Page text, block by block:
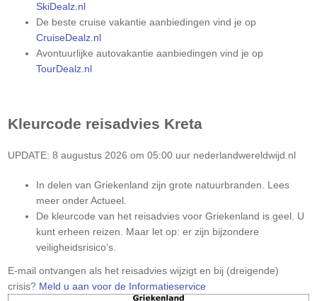
SkiDealz.nl
De beste cruise vakantie aanbiedingen vind je op
CruiseDealz.nl
Avontuurlijke autovakantie aanbiedingen vind je op
TourDealz.nl
Kleurcode reisadvies Kreta
UPDATE: 8 augustus 2026 om 05:00 uur nederlandwereldwijd.nl
In delen van Griekenland zijn grote natuurbranden. Lees
meer onder Actueel.
De kleurcode van het reisadvies voor Griekenland is geel. U
kunt erheen reizen. Maar let op: er zijn bijzondere
veiligheidsrisico’s.
Let
op:
E-mail ontvangen als het reisadvies wijzigt en bij (dreigende)
crisis? Meld u aan voor de Informatieservice